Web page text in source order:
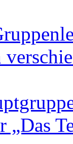
„Das